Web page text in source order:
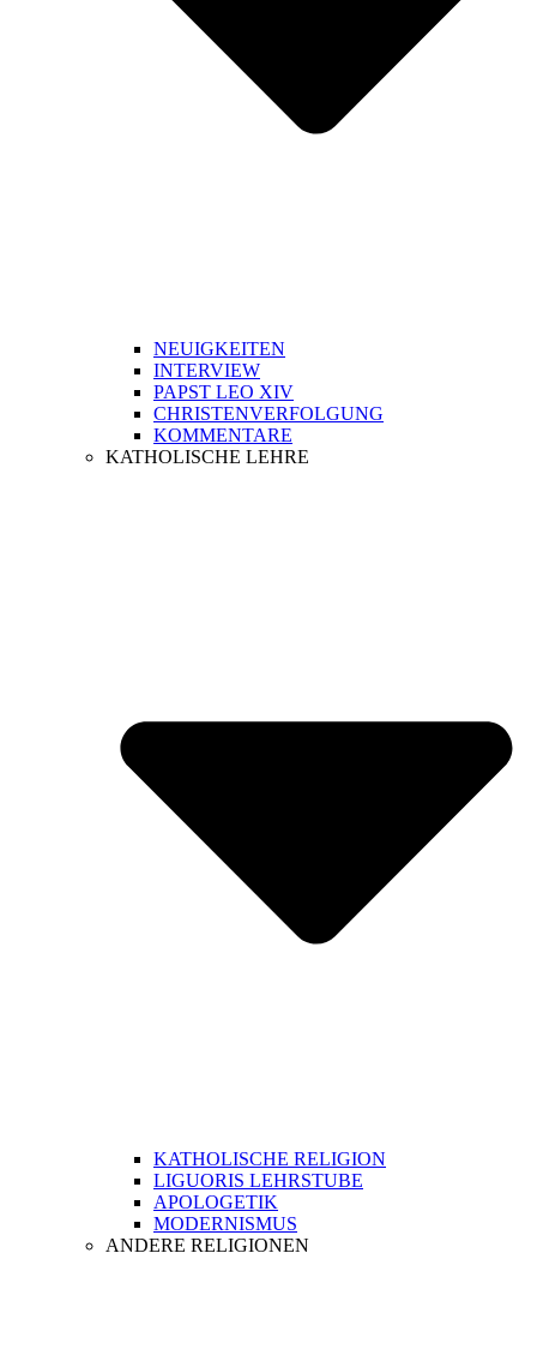
NEUIGKEITEN
INTERVIEW
PAPST LEO XIV
CHRISTENVERFOLGUNG
KOMMENTARE
KATHOLISCHE LEHRE
KATHOLISCHE RELIGION
LIGUORIS LEHRSTUBE
APOLOGETIK
MODERNISMUS
ANDERE RELIGIONEN